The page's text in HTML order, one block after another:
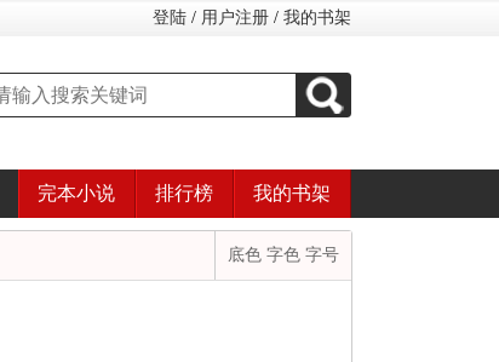
登陆 / 用户注册 / 我的书架
完本小说 排行榜 我的书架
底色 字色 字号